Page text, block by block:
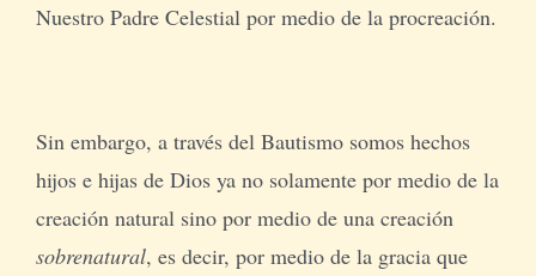
Nuestro Padre Celestial por medio de la procreación.
Sin embargo, a través del Bautismo somos hechos
hijos e hijas de Dios ya no solamente por medio de la
creación natural sino por medio de una creación
sobrenatural, es decir, por medio de la gracia que